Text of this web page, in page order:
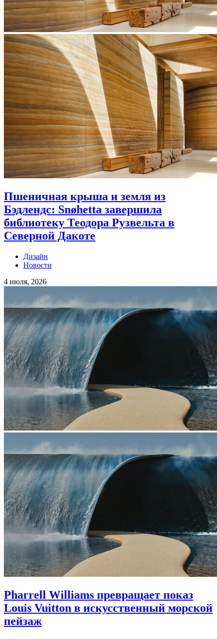
Пшеничная крыша и земля из
Бэдлендс: Snøhetta завершила
библиотеку Теодора Рузвельта в
Северной Дакоте
Дизайн
Новости
4 июля, 2026
Pharrell Williams превращает показ
Louis Vuitton в искусственный морской
пейзаж